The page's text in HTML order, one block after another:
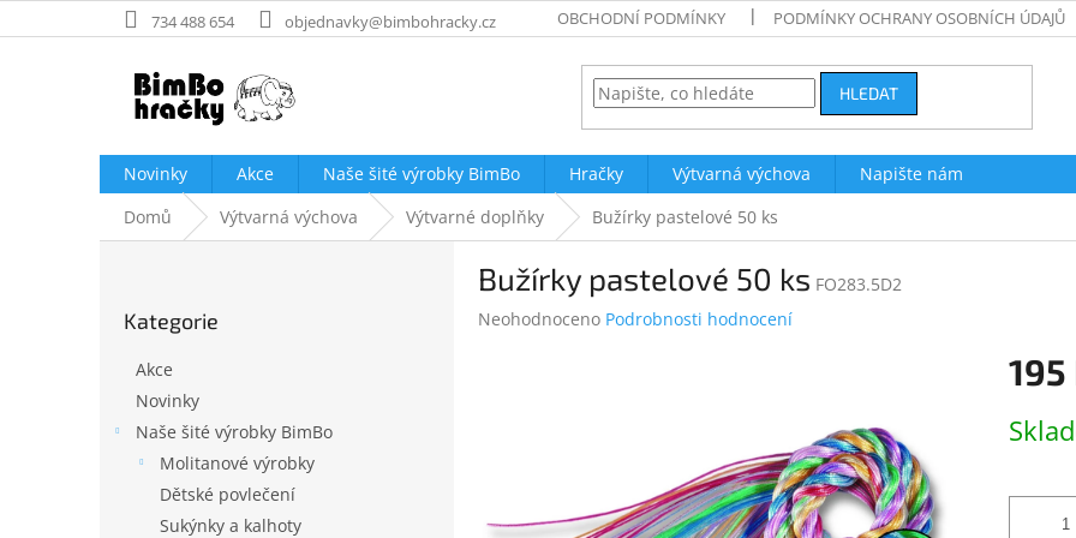
na
734 488 654 objednavky@bimbohracky.cz OBCHODNÍ PODMÍNKY PODMÍNKY OCHRANY OSOBNÍCH ÚDAJŮ
HLEDAT
Novinky Akce Naše šité výrobky BimBo Hračky Výtvarná výchova
Napište nám
Domů
Výtvarná výchova Výtvarné doplňky Bužírky pastelové 50 ks
kategorie
Kategorie
Akce
Novinky
Naše šité výrobky BimBo
Molitanové výrobky
Dětské povlečení
Sukýnky a kalhoty
Bužírky pastelové 50 ks FO283.5D2
Průměrné
Neohodnoceno Podrobnosti hodnocení
195
cena: